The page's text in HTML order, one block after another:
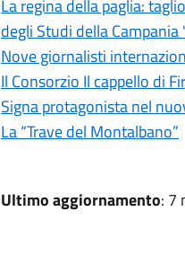
La regina della paglia:
degli Studi della
Nove giornalisti
Il Consorzio Il cappello di
Signa protagonista nel
La “Trave del Montalbano”
Ultimo aggiornamento: 7